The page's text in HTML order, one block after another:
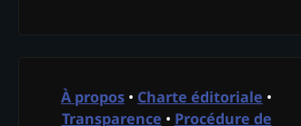
À propos • Charte éditoriale •
Transparence • Procédure de